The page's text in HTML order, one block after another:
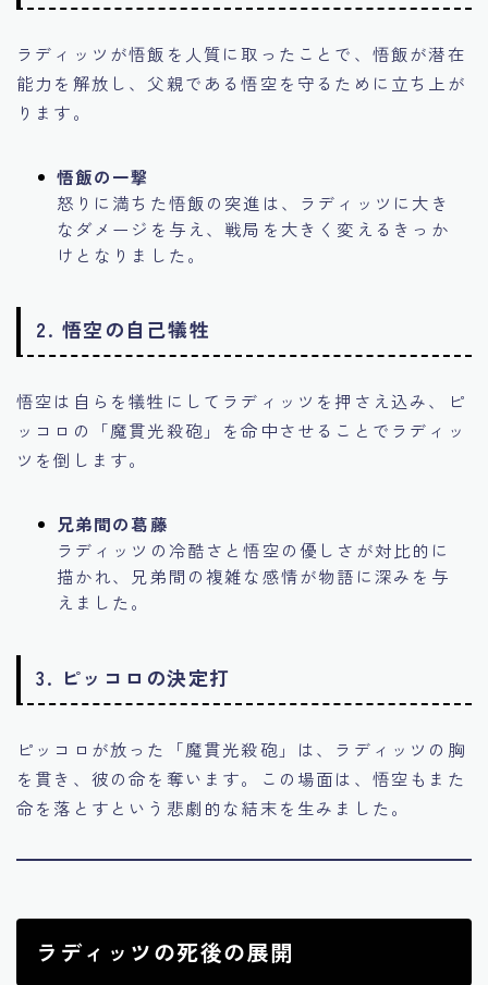
ラディッツが悟飯を人質に取ったことで、悟飯が潜在
能力を解放し、父親である悟空を守るために立ち上が
ります。
悟飯の一撃
怒りに満ちた悟飯の突進は、ラディッツに大き
なダメージを与え、戦局を大きく変えるきっか
けとなりました。
2. 悟空の自己犠牲
悟空は自らを犠牲にしてラディッツを押さえ込み、ピ
ッコロの「魔貫光殺砲」を命中させることでラディッ
ツを倒します。
兄弟間の葛藤
ラディッツの冷酷さと悟空の優しさが対比的に
描かれ、兄弟間の複雑な感情が物語に深みを与
えました。
3. ピッコロの決定打
ピッコロが放った「魔貫光殺砲」は、ラディッツの胸
を貫き、彼の命を奪います。この場面は、悟空もまた
命を落とすという悲劇的な結末を生みました。
ラディッツの死後の展開